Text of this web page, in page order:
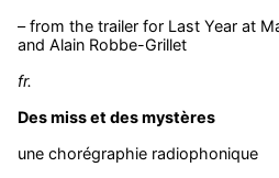
– from the trailer for Last Year at
and Alain Robbe-Grillet
fr.
Des miss et des mystères
une chorégraphie radiophonique